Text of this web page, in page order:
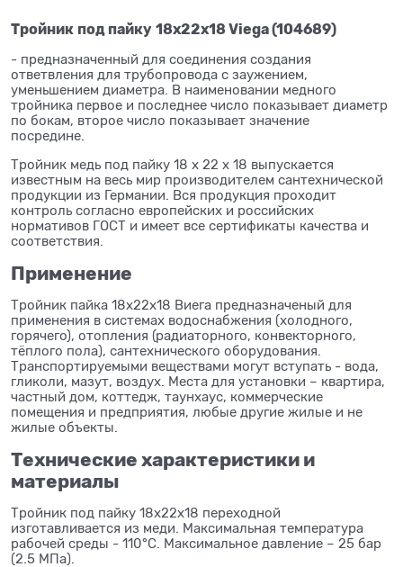
Тройник под пайку 18x22x18 Viega (104689)
- предназначенный для соединения создания
ответвления для трубопровода с заужением,
уменьшением диаметра. В наименовании медного
тройника первое и последнее число показывает диаметр
по бокам, второе число показывает значение
посредине.
Тройник медь под пайку 18 x 22 x 18 выпускается
известным на весь мир производителем сантехнической
продукции из Германии. Вся продукция проходит
контроль согласно европейских и российских
нормативов ГОСТ и имеет все сертификаты качества и
соответствия.
Применение
Тройник пайка 18x22x18 Виега предназначеный для
применения в системах водоснабжения (холодного,
горячего), отопления (радиаторного, конвекторного,
тёплого пола), сантехнического оборудования.
Транспортируемыми веществами могут вступать - вода,
гликоли, мазут, воздух. Места для установки – квартира,
частный дом, коттедж, таунхаус, коммерческие
помещения и предприятия, любые другие жилые и не
жилые объекты.
Технические характеристики и
материалы
Тройник под пайку 18x22x18 переходной
изготавливается из меди. Максимальная температура
рабочей среды - 110°C. Максимальное давление – 25 бар
(2.5 МПа).